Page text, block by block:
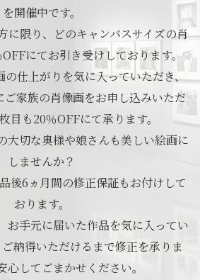
を開催中です。
に限り、どのキャンバスサイズの肖
にてお引き受けしております。
の仕上がりを気に入っていただき、
ご家族の肖像画をお申し込みいただ
目も20％OFFにて承ります。
大切な奥様や娘さんも美しい絵画に
しませんか？
後6ヵ月間の修正保証もお付けして
おります。
お手元に届いた作品を気に入ってい
納得いただけるまで修正を承りま
心してごまかせください。